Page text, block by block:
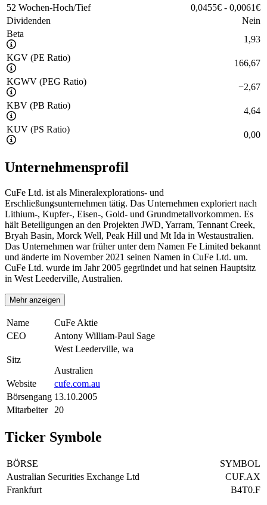
52 Wochen-Hoch/Tief
0,0455€ - 0,0061€
Dividenden
Nein
Beta
1,93
KGV (PE Ratio)
166,67
KGWV (PEG Ratio)
−2,67
KBV (PB Ratio)
4,64
KUV (PS Ratio)
0,00
Unternehmensprofil
CuFe Ltd. ist als Mineralexplorations- und
Erschließungsunternehmen tätig. Das Unternehmen exploriert nach
Lithium-, Kupfer-, Eisen-, Gold- und Grundmetallvorkommen. Es
hält Beteiligungen an den Projekten JWD, Yarram, Tennant Creek,
Bryah Basin, Morck Well, Peak Hill und Mt Ida in Westaustralien.
Das Unternehmen war früher unter dem Namen Fe Limited bekannt
und änderte im November 2021 seinen Namen in CuFe Ltd. um.
CuFe Ltd. wurde im Jahr 2005 gegründet und hat seinen Hauptsitz
in West Leederville, Australien.
Mehr anzeigen
Name
CuFe Aktie
CEO
Antony William-Paul Sage
Sitz
West Leederville, wa
Australien
Website
cufe.com.au
Börsengang 13.10.2005
Mitarbeiter
20
Ticker Symbole
BÖRSE
SYMBOL
Australian Securities Exchange Ltd
CUF.AX
Frankfurt
B4T0.F